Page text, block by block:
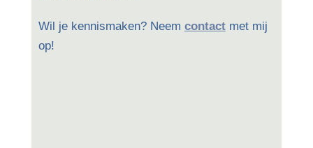
Wil je kennismaken? Neem contact met mij
op!